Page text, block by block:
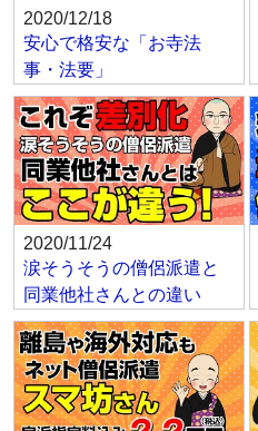
2020/12/18
安心で格安な「お寺法
事・法要」
2020/11/24
涙そうそうの僧侶派遣と
同業他社さんとの違い